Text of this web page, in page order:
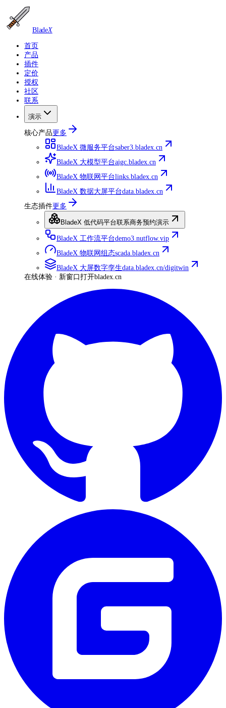
BladeX
首页
产品
插件
定价
授权
社区
联系
演示
核心产品更多
BladeX 微服务平台saber3.bladex.cn
BladeX 大模型平台aigc.bladex.cn
BladeX 物联网平台links.bladex.cn
BladeX 数据大屏平台data.bladex.cn
生态插件更多
BladeX 低代码平台联系商务预约演示
BladeX 工作流平台demo3.nutflow.vip
BladeX 物联网组态scada.bladex.cn
BladeX 大屏数字孪生data.bladex.cn/digitwin
在线体验 · 新窗口打开bladex.cn